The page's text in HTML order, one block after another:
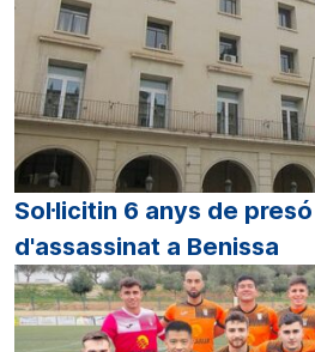
Sol·licitin 6 anys de
d'assassinat a Benissa